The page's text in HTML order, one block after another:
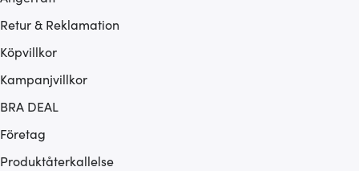
Retur & Reklamation
Köpvillkor
Kampanjvillkor
BRA DEAL
Företag
Produktåterkallelse